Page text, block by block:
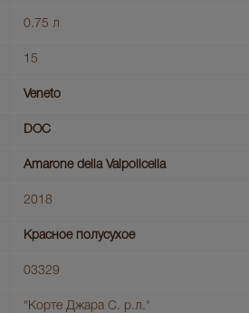
0.75 л
15
Veneto
DOC
Amarone della Valpolicella
2018
Красное полусухое
03329
"Корте Джара С. р.л."